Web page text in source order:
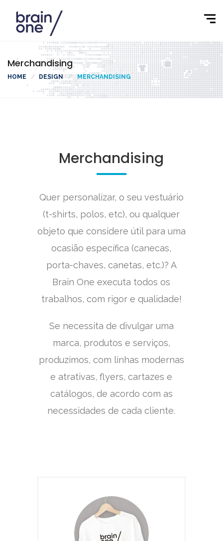
Merchandising
HOME DESIGN MERCHANDISING
Merchandising
Quer personalizar, o seu vestuário
(t-shirts, polos, etc), ou qualquer
objeto que considere útil para uma
ocasião específica (canecas,
porta-chaves, canetas, etc.)? A
Brain One executa todos os
trabalhos, com rigor e qualidade!
Se necessita de divulgar uma
marca, produtos e serviços,
produzimos, com linhas modernas
e atrativas, flyers, cartazes e
catálogos, de acordo com as
necessidades de cada cliente.